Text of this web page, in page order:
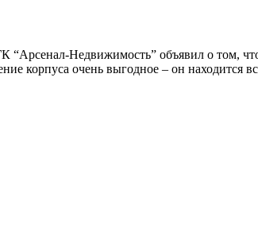
Недвижимость” объявил о том,
корпуса очень выгодное – он находится